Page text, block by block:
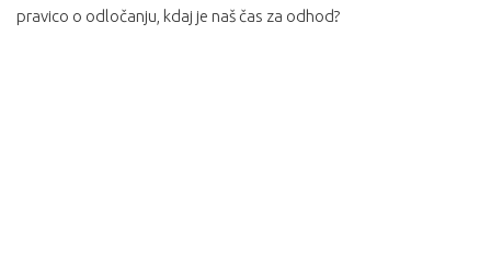
pravico o odločanju, kdaj je naš čas za odhod?